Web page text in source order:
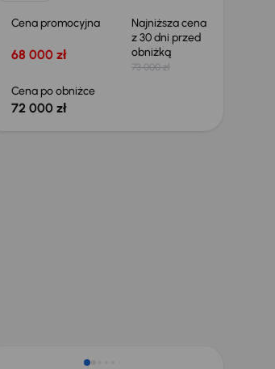
Cena promocyjna
68 000 zł
Najniższa cena
z 30 dni przed
obniżką
73 000 zł
Cena po obniżce
72 000 zł